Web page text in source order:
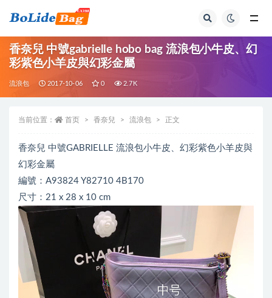
香奈兒 中號gabrielle hobo bag 流浪包小牛皮、幻
彩紫色小羊皮與幻彩金屬
流浪包 2017-10-06 0 2.7K
当前位置： 首页 香奈兒 流浪包 正文
香奈兒 中號GABRIELLE 流浪包小牛皮、幻彩紫色小羊皮與
幻彩金屬
編號：A93824 Y82710 4B170
尺寸：21 x 28 x 10 cm